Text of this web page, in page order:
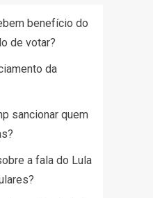
benefício do
de votar?
da
sancionar quem
a fala do Lula